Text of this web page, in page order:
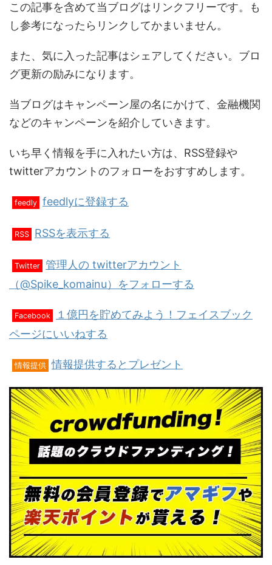
この記事を含めて当ブログはリンクフリーです。も
し参考になったらリンクしてかまいません。
また、気に入った記事はシェアしてください。ブロ
グ更新の励みになります。
当ブログはキャンペーン屋の名にかけて、金融機関
などのキャンペーンを紹介していきます。
いち早く情報を手に入れたい方は、RSS登録や
twitterアカウントのフォローをおすすめします。
feedly feedlyに登録する
RSS RSSを表示する
Twitter 管理人の twitterアカウント
（@Spike_komainu）をフォローする
Facebook
１億円を貯めてみよう！フェイスブック
ページにいいねする
情報提供 情報提供するとプレゼント